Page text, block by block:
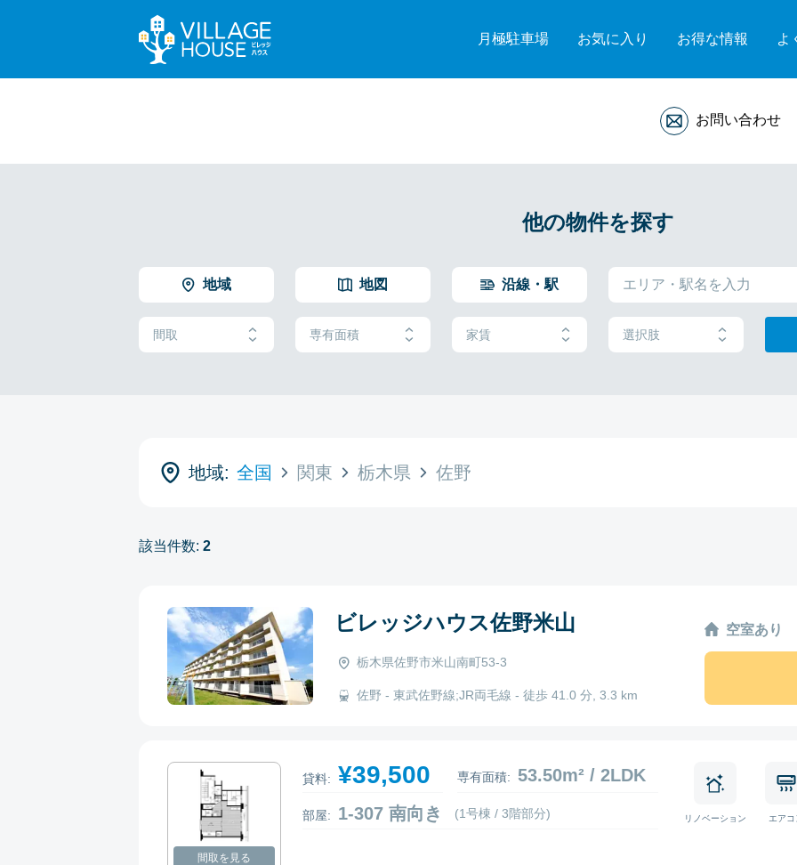
月極駐車場 お気に入り お得な情報 よ
お問い合わせ
他の物件を探す
地域 地図 沿線・駅
間取 専有面積 家賃 選択肢
地域: 全国 関東 栃木県 佐野
該当件数: 2
ビレッジハウス佐野米山
栃木県佐野市米山南町53-3
佐野 - 東武佐野線;JR両毛線 - 徒歩 41.0 分, 3.3 km
空室あり
間取を見る
貸料: ¥39,500 専有面積: 53.50m² / 2LDK
部屋: 1-307 南向き (1号棟 / 3階部分) リノベーション エアコ